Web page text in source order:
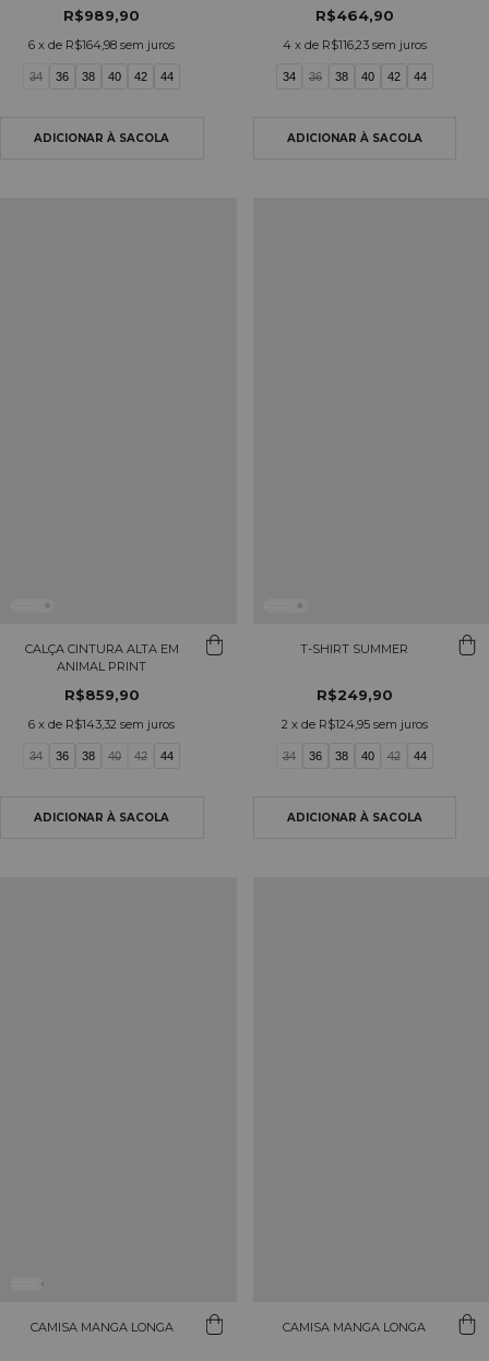
R$989,90
6 x de R$164,98 sem juros
34 36 38 40 42 44
R$464,90
4 x de R$116,23 sem juros
34 36 38 40 42 44
CALÇA CINTURA ALTA EM
ANIMAL PRINT
R$859,90
6 x de R$143,32 sem juros
34 36 38 40 42 44
T-SHIRT SUMMER
R$249,90
2 x de R$124,95 sem juros
34 36 38 40 42 44
CAMISA MANGA LONGA CAMISA MANGA LONGA